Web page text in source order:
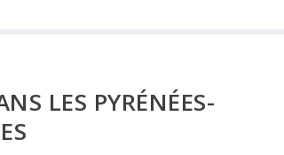
LES PYRÉNÉES-